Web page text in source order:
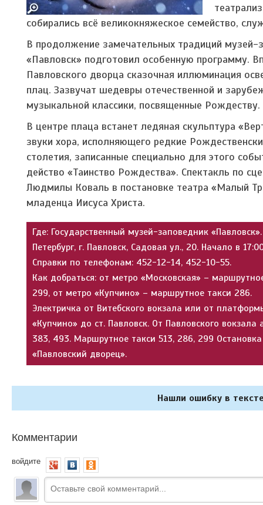
собирались всё великокняжеское семейство,
В продолжение замечательных традиций музей-
«Павловск» подготовил особенную программу.
Павловского дворца сказочная иллюминация
плац. Зазвучат шедевры отечественной и
музыкальной классики, посвященные Рождеству.
В центре плаца встанет ледяная скульптура
звуки хора, исполняющего редкие
столетия, записанные специально для этого
действо «Таинство Рождества». Спектакль по
Людмилы Коваль в постановке театра «Малый
младенца Иисуса Христа.
Где: Государственный музей-заповедник
Петербург, г. Павловск, Садовая ул., 20. Начало в
Справки по телефонам: 452-12-14, 452-10-55.
Как добраться: от метро «Московская» –
299, от метро «Купчино» – маршрутное такси 286.
Электричка от Витебского вокзала или от
«Купчино» до ст. Павловск. От Павловского вокзала
383, 493. Маршрутное такси 513, 286, 299 Остановка
«Павловский дворец».
Нашли ошибку в
Комментарии
войдите